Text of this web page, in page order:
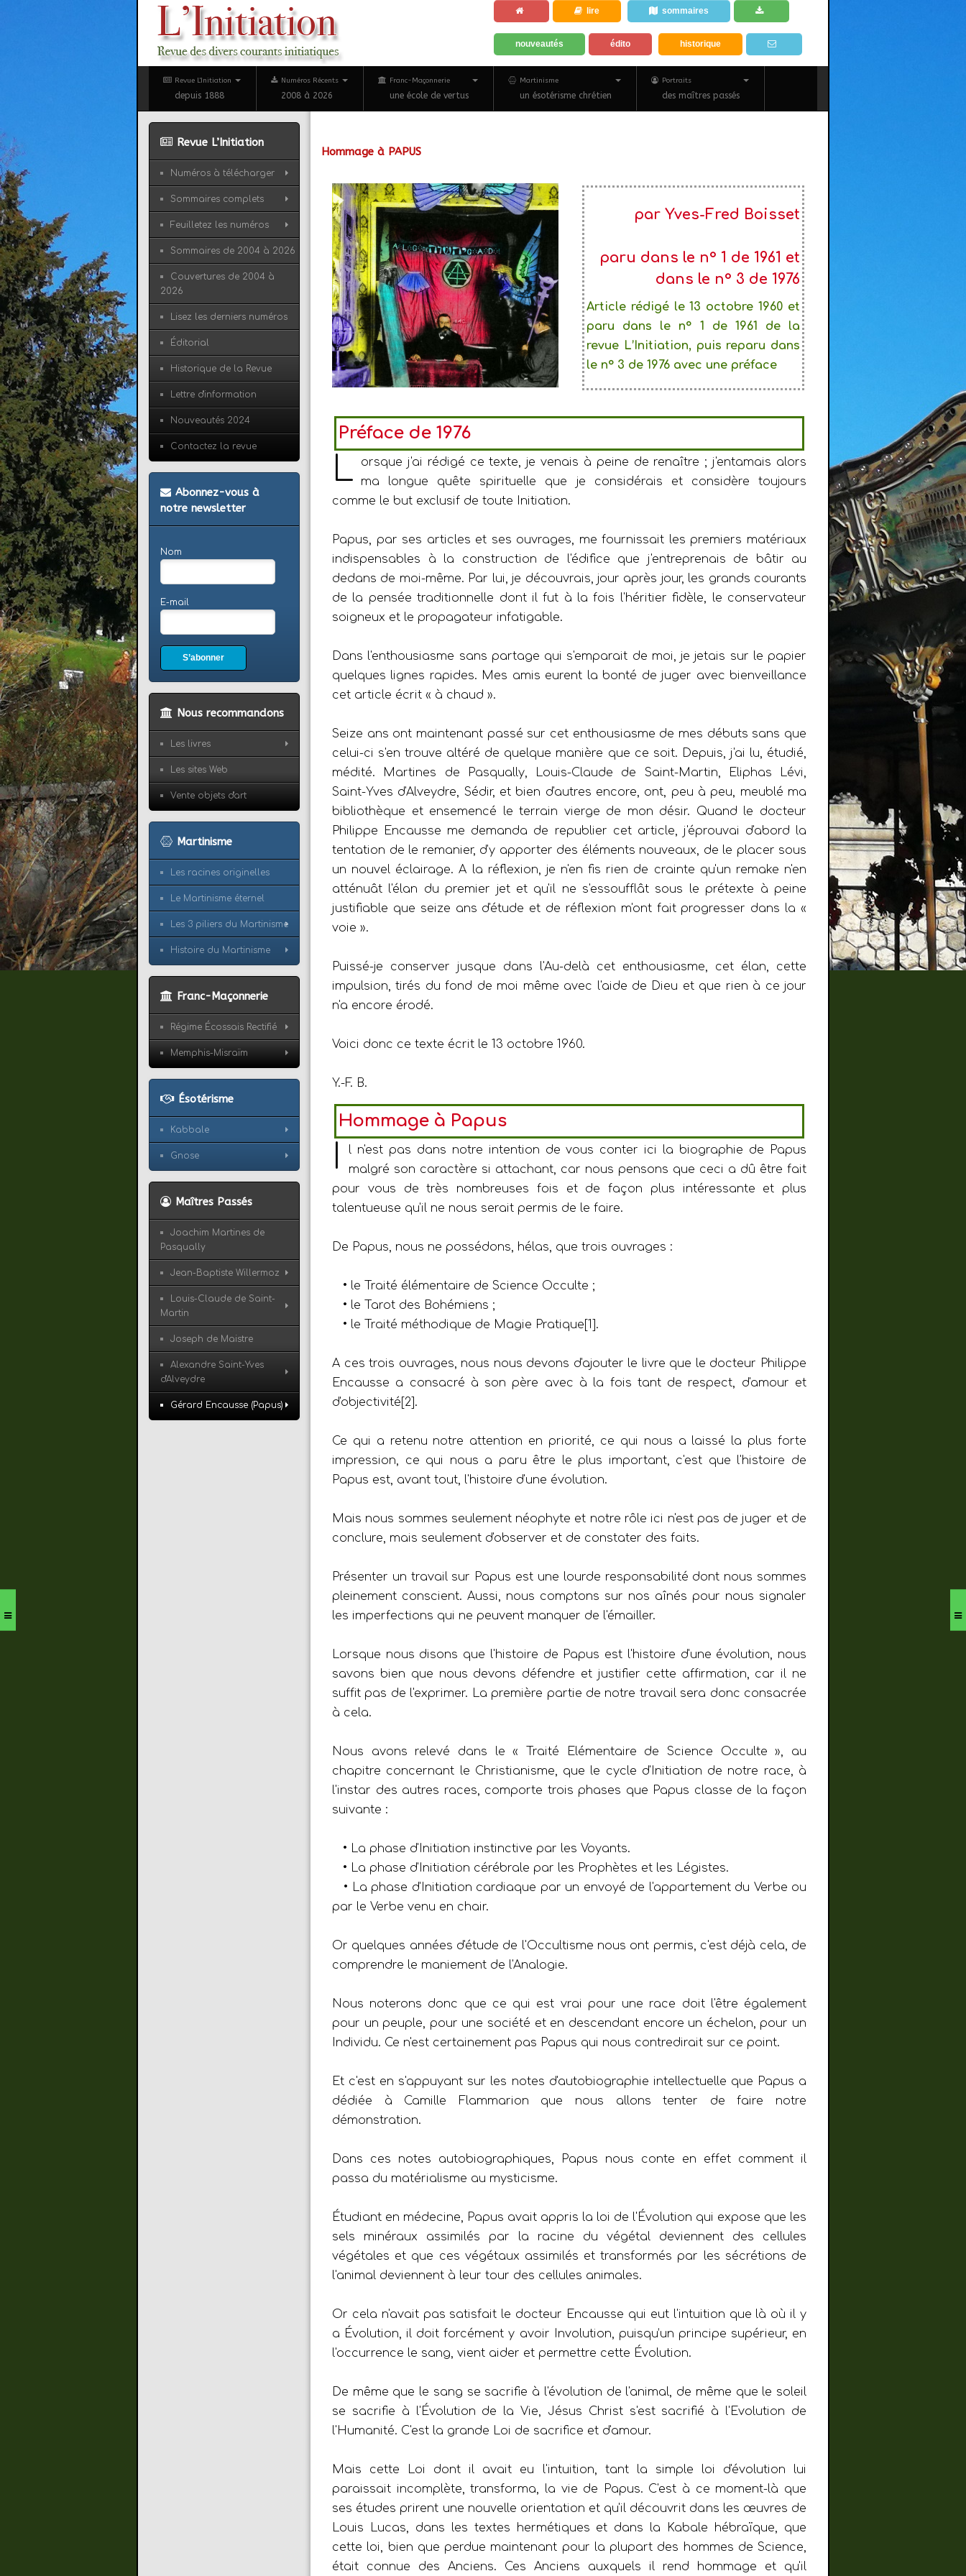
lire sommaires
nouveautés édito historique
Revue L'Initiation
depuis 1888
Numéros Récents
2008 à 2026
Franc-Maçonnerie
une école de vertus
Martinisme
un ésotérisme chrétien
Portraits
des maîtres passés
Hommage à PAPUS
par Yves-Fred Boisset
paru dans le n° 1 de 1961 et
dans le n° 3 de 1976
Article rédigé le 13 octobre 1960 et
paru dans le n° 1 de 1961 de la
revue L’Initiation, puis reparu dans
le n° 3 de 1976 avec une préface
Préface de 1976
L
orsque j'ai rédigé ce texte, je venais à peine de renaître ; j'entamais alors
ma longue quête spirituelle que je considérais et considère toujours
comme le but exclusif de toute Initiation.
Papus, par ses articles et ses ouvrages, me fournissait les premiers matériaux
indispensables à la construction de l'édifice que j'entreprenais de bâtir au
dedans de moi-même. Par lui, je découvrais, jour après jour, les grands courants
de la pensée traditionnelle dont il fut à la fois l'héritier fidèle, le conservateur
soigneux et le propagateur infatigable.
Dans l'enthousiasme sans partage qui s'emparait de moi, je jetais sur le papier
quelques lignes rapides. Mes amis eurent la bonté de juger avec bienveillance
cet article écrit « à chaud ».
Seize ans ont maintenant passé sur cet enthousiasme de mes débuts sans que
celui-ci s'en trouve altéré de quelque manière que ce soit. Depuis, j'ai lu, étudié,
médité. Martines de Pasqually, Louis-Claude de Saint-Martin, Eliphas Lévi,
Saint-Yves d'Alveydre, Sédir, et bien d'autres encore, ont, peu à peu, meublé ma
bibliothèque et ensemencé le terrain vierge de mon désir. Quand le docteur
Philippe Encausse me demanda de republier cet article, j'éprouvai d'abord la
tentation de le remanier, d'y apporter des éléments nouveaux, de le placer sous
un nouvel éclairage. A la réflexion, je n'en fis rien de crainte qu'un remake n'en
atténuât l'élan du premier jet et qu'il ne s'essoufflât sous le prétexte à peine
justifiable que seize ans d'étude et de réflexion m'ont fait progresser dans la «
voie ».
Puissé-je conserver jusque dans l'Au-delà cet enthousiasme, cet élan, cette
impulsion, tirés du fond de moi même avec l'aide de Dieu et que rien à ce jour
n'a encore érodé.
Voici donc ce texte écrit le 13 octobre 1960.
Y.-F. B.
Hommage à Papus
I
l n'est pas dans notre intention de vous conter ici la biographie de Papus
malgré son caractère si attachant, car nous pensons que ceci a dû être fait
pour vous de très nombreuses fois et de façon plus intéressante et plus
talentueuse qu'il ne nous serait permis de le faire.
De Papus, nous ne possédons, hélas, que trois ouvrages :
• le Traité élémentaire de Science Occulte ;
• le Tarot des Bohémiens ;
• le Traité méthodique de Magie Pratique[1].
A ces trois ouvrages, nous nous devons d'ajouter le livre que le docteur Philippe
Encausse a consacré à son père avec à la fois tant de respect, d'amour et
d'objectivité[2].
Ce qui a retenu notre attention en priorité, ce qui nous a laissé la plus forte
impression, ce qui nous a paru être le plus important, c'est que l'histoire de
Papus est, avant tout, l'histoire d'une évolution.
Mais nous sommes seulement néophyte et notre rôle ici n'est pas de juger et de
conclure, mais seulement d'observer et de constater des faits.
Présenter un travail sur Papus est une lourde responsabilité dont nous sommes
pleinement conscient. Aussi, nous comptons sur nos aînés pour nous signaler
les imperfections qui ne peuvent manquer de l'émailler.
Lorsque nous disons que l'histoire de Papus est l'histoire d'une évolution, nous
savons bien que nous devons défendre et justifier cette affirmation, car il ne
suffit pas de l'exprimer. La première partie de notre travail sera donc consacrée
à cela.
Nous avons relevé dans le « Traité Elémentaire de Science Occulte », au
chapitre concernant le Christianisme, que le cycle d'Initiation de notre race, à
l'instar des autres races, comporte trois phases que Papus classe de la façon
suivante :
• La phase d'Initiation instinctive par les Voyants.
• La phase d'Initiation cérébrale par les Prophètes et les Légistes.
• La phase d'Initiation cardiaque par un envoyé de l'appartement du Verbe ou
par le Verbe venu en chair.
Or quelques années d'étude de l'Occultisme nous ont permis, c'est déjà cela, de
comprendre le maniement de l'Analogie.
Nous noterons donc que ce qui est vrai pour une race doit l'être également
pour un peuple, pour une société et en descendant encore un échelon, pour un
Individu. Ce n'est certainement pas Papus qui nous contredirait sur ce point.
Et c'est en s'appuyant sur les notes d'autobiographie intellectuelle que Papus a
dédiée à Camille Flammarion que nous allons tenter de faire notre
démonstration.
Dans ces notes autobiographiques, Papus nous conte en effet comment il
passa du matérialisme au mysticisme.
Étudiant en médecine, Papus avait appris la loi de l'Évolution qui expose que les
sels minéraux assimilés par la racine du végétal deviennent des cellules
végétales et que ces végétaux assimilés et transformés par les sécrétions de
l'animal deviennent à leur tour des cellules animales.
Or cela n'avait pas satisfait le docteur Encausse qui eut l'intuition que là où il y
a Évolution, il doit forcément y avoir Involution, puisqu’un principe supérieur, en
l'occurrence le sang, vient aider et permettre cette Évolution.
De même que le sang se sacrifie à l'évolution de l'animal, de même que le soleil
se sacrifie à l'Évolution de la Vie, Jésus Christ s'est sacrifié à l'Evolution de
l'Humanité. C'est la grande Loi de sacrifice et d'amour.
Mais cette Loi dont il avait eu l'intuition, tant la simple loi d'évolution lui
paraissait incomplète, transforma, la vie de Papus. C'est à ce moment-là que
ses études prirent une nouvelle orientation et qu'il découvrit dans les œuvres de
Louis Lucas, dans les textes hermétiques et dans la Kabale hébraïque, que
cette loi, bien que perdue maintenant pour la plupart des hommes de Science,
était connue des Anciens. Ces Anciens auxquels il rend hommage et qu'il
Revue L’Initiation
Numéros à télécharger
Sommaires complets
Feuilletez les numéros
Sommaires de 2004 à 2026
Couvertures de 2004 à
2026
Lisez les derniers numéros
Éditorial
Historique de la Revue
Lettre d'information
Nouveautés 2024
Contactez la revue
Abonnez-vous à
notre newsletter
Nom
E-mail
S’abonner
Nous recommandons
Les livres
Les sites Web
Vente objets d'art
Martinisme
Les racines originelles
Le Martinisme éternel
Les 3 piliers du Martinisme
Histoire du Martinisme
Franc-Maçonnerie
Régime Écossais Rectifié
Memphis-Misraïm
Ésotérisme
Kabbale
Gnose
Maîtres Passés
Joachim Martines de
Pasqually
Jean-Baptiste Willermoz
Louis-Claude de Saint-
Martin
Joseph de Maistre
Alexandre Saint-Yves
d'Alveydre
Gérard Encausse (Papus)